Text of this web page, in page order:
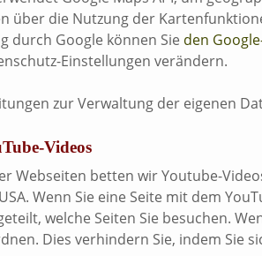
über die Nutzung der
durch Google können Sie den
Einstellungen verändern.
zur Verwaltung der eigenen
Videos
Webseiten betten wir Youtube-
Wenn Sie eine Seite mit dem
welche Seiten Sie besuchen.
Dies verhindern Sie, indem Sie